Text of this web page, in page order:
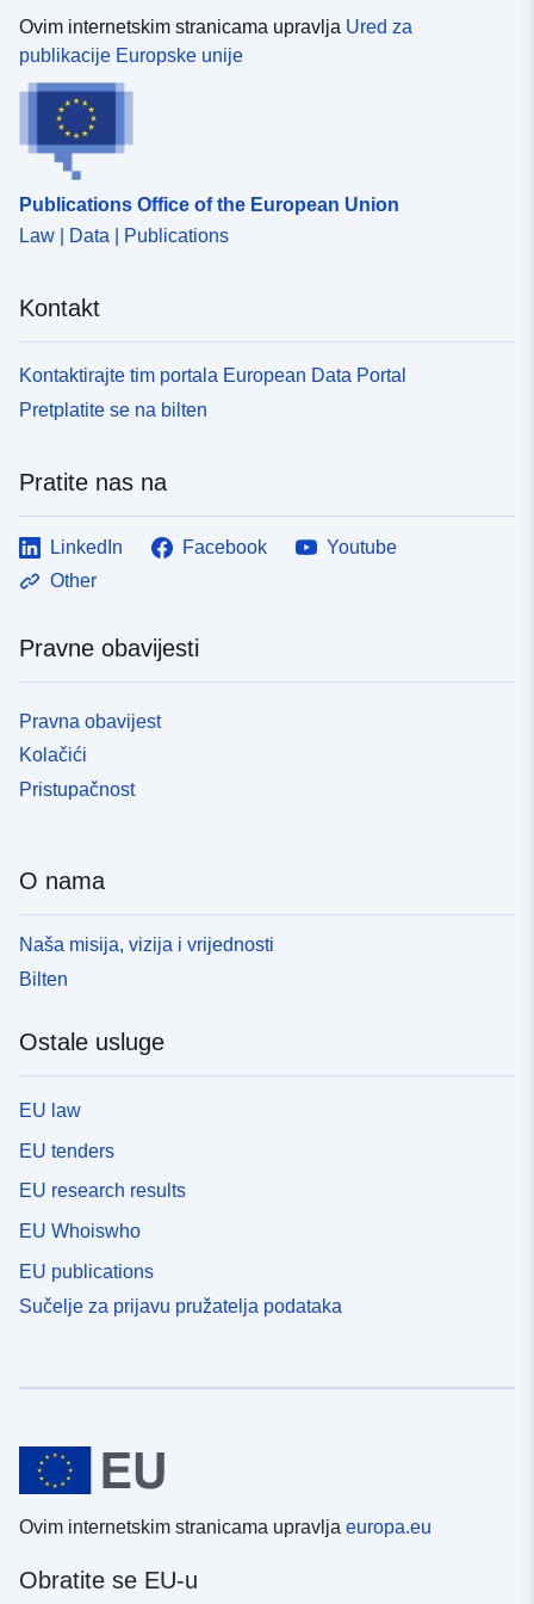
Ovim internetskim stranicama upravlja Ured za
publikacije Europske unije
Publications Office of the European Union
Law | Data | Publications
Kontakt
Kontaktirajte tim portala European Data Portal
Pretplatite se na bilten
Pratite nas na
LinkedIn Facebook
Youtube
Other
Pravne obavijesti
Pravna obavijest
Kolačići
Pristupačnost
O nama
Naša misija, vizija i vrijednosti
Bilten
Ostale usluge
EU law
EU tenders
EU research results
EU Whoiswho
EU publications
Sučelje za prijavu pružatelja podataka
Ovim internetskim stranicama upravlja europa.eu
Obratite se EU-u